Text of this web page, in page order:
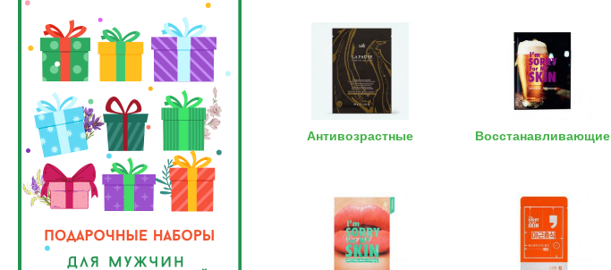
Антивозрастные Восстанавливающие